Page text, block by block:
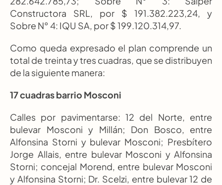
Constructora SRL, por $ 191.382.223,24, y
Sobre N° 4: IQU SA, por $ 199.120.314,97.
Como queda expresado el plan comprende un
total de treinta y tres cuadras, que se distribuyen
de la siguiente manera:
17 cuadras barrio Mosconi
Calles por pavimentarse: 12 del Norte, entre
bulevar Mosconi y Millán; Don Bosco, entre
Alfonsina Storni y bulevar Mosconi; Presbítero
Jorge Allais, entre bulevar Mosconi y Alfonsina
Storni; concejal Morend, entre bulevar Mosconi
y Alfonsina Storni; Dr. Scelzi, entre bulevar 12 de